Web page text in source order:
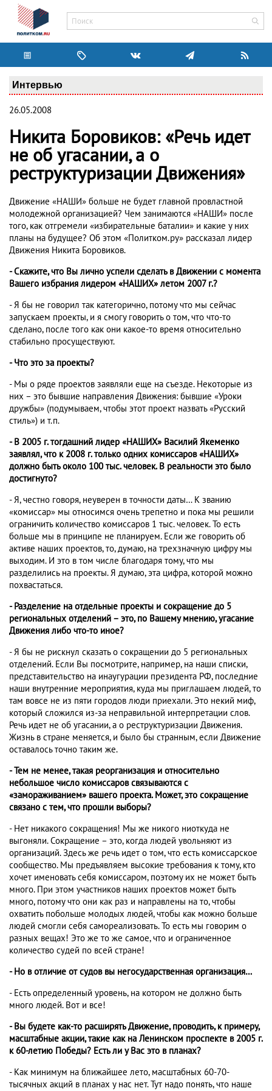
Интервью
26.05.2008
Никита Боровиков: «Речь идет
не об угасании, а о
реструктуризации Движения»
Движение «НАШИ» больше не будет главной провластной
молодежной организацией? Чем занимаются «НАШИ» после
того, как отгремели «избирательные баталии» и какие у них
планы на будущее? Об этом «Политком.ру» рассказал лидер
Движения Никита Боровиков.
- Скажите, что Вы лично успели сделать в Движении с момента
Вашего избрания лидером «НАШИХ» летом 2007 г.?
- Я бы не говорил так категорично, потому что мы сейчас
запускаем проекты, и я смогу говорить о том, что что-то
сделано, после того как они какое-то время относительно
стабильно просуществуют.
- Что это за проекты?
- Мы о ряде проектов заявляли еще на съезде. Некоторые из
них – это бывшие направления Движения: бывшие «Уроки
дружбы» (подумываем, чтобы этот проект назвать «Русский
стиль») и т.п.
- В 2005 г. тогдашний лидер «НАШИХ» Василий Якеменко
заявлял, что к 2008 г. только одних комиссаров «НАШИХ»
должно быть около 100 тыс. человек. В реальности это было
достигнуто?
- Я, честно говоря, неуверен в точности даты… К званию
«комиссар» мы относимся очень трепетно и пока мы решили
ограничить количество комиссаров 1 тыс. человек. То есть
больше мы в принципе не планируем. Если же говорить об
активе наших проектов, то, думаю, на трехзначную цифру мы
выходим. И это в том числе благодаря тому, что мы
разделились на проекты. Я думаю, эта цифра, которой можно
похвастаться.
- Разделение на отдельные проекты и сокращение до 5
региональных отделений – это, по Вашему мнению, угасание
Движения либо что-то иное?
- Я бы не рискнул сказать о сокращении до 5 региональных
отделений. Если Вы посмотрите, например, на наши списки,
представительство на инаугурации президента РФ, последние
наши внутренние мероприятия, куда мы приглашаем людей, то
там вовсе не из пяти городов люди приехали. Это некий миф,
который сложился из-за неправильной интерпретации слов.
Речь идет не об угасании, а о реструктуризации Движения.
Жизнь в стране меняется, и было бы странным, если Движение
оставалось точно таким же.
- Тем не менее, такая реорганизация и относительно
небольшое число комиссаров связываются с
«замораживанием» вашего проекта. Может, это сокращение
связано с тем, что прошли выборы?
- Нет никакого сокращения! Мы же никого ниоткуда не
выгоняли. Сокращение – это, когда людей увольняют из
организаций. Здесь же речь идет о том, что есть комиссарское
сообщество. Мы предъявляем высокие требования к тому, кто
хочет именовать себя комиссаром, поэтому их не может быть
много. При этом участников наших проектов может быть
много, потому что они как раз и направлены на то, чтобы
охватить побольше молодых людей, чтобы как можно больше
людей смогли себя самореализовать. То есть мы говорим о
разных вещах! Это же то же самое, что и ограниченное
количество судей по всей стране!
- Но в отличие от судов вы негосударственная организация…
- Есть определенный уровень, на котором не должно быть
много людей. Вот и все!
- Вы будете как-то расширять Движение, проводить, к примеру,
масштабные акции, такие как на Ленинском проспекте в 2005 г.
к 60-летию Победы? Есть ли у Вас это в планах?
- Как минимум на ближайшее лето, масштабных 60-70-
тысячных акций в планах у нас нет. Тут надо понять, что наше